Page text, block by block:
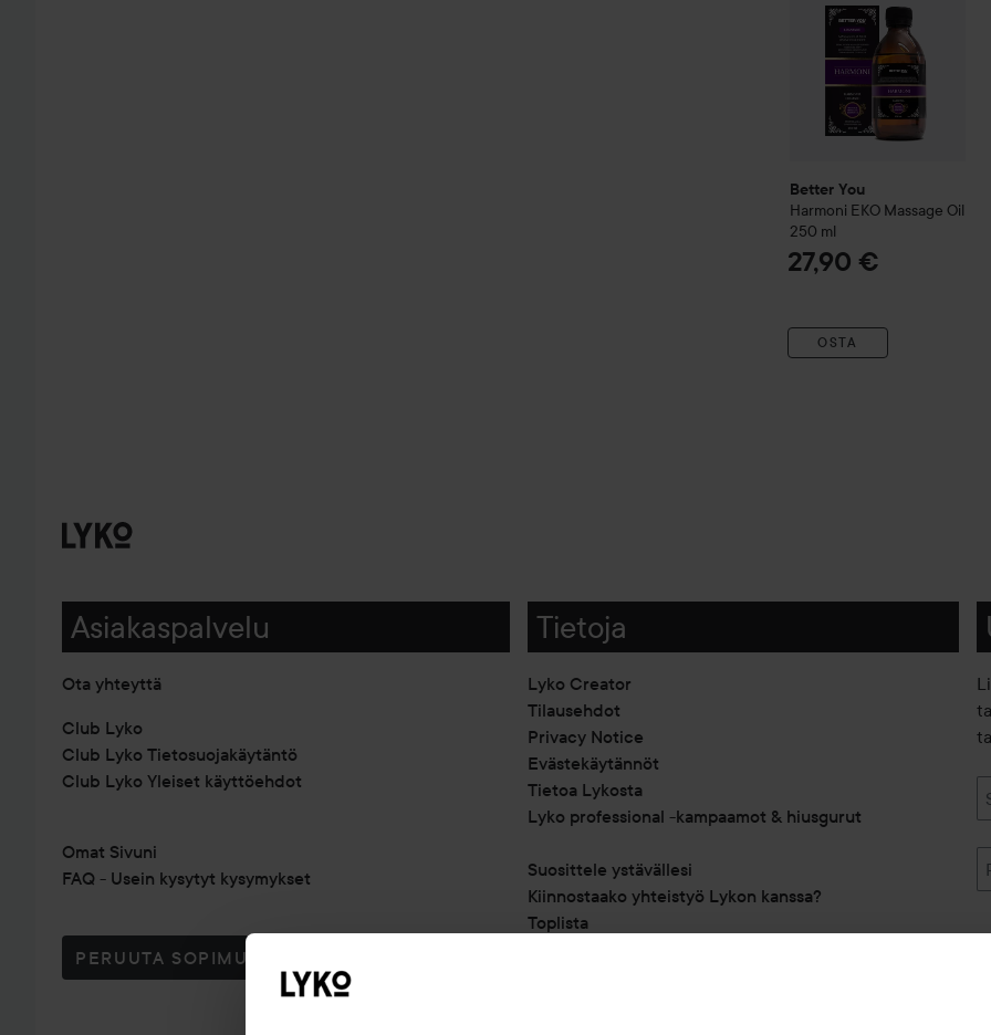
Better You
Harmoni EKO Massage Oil
250 ml
27,90 €
OSTA
Asiakaspalvelu
Ota yhteyttä
Club Lyko
Club Lyko Tietosuojakäytäntö
Club Lyko Yleiset käyttöehdot
Omat Sivuni
FAQ - Usein kysytyt kysymykset
PERUUTA SOPIMUS TÄSTÄ
Tietoja
Lyko Creator
Tilausehdot
Privacy Notice
Evästekäytännöt
Tietoa Lykosta
Lyko professional -kampaamot & hiusgurut
Suosittele ystävällesi
Kiinnostaako yhteistyö Lykon kanssa?
Toplista